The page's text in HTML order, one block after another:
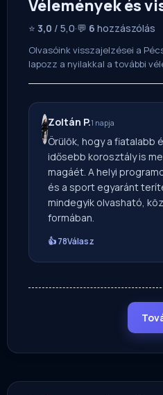
Vélemények és
⭐ 3,0 / 5,0·💬 6 hozzászólás
Olvasóink visszajelzései a
lapozz a nyilakkal a további
Zoltán P.1 napja
Örülök, hogy a fiatalabb
idősebb korosztály is
magáét. A helyi
és a sport egyaránt
mindegyik olvasható,
formában.
👍 78Válasz